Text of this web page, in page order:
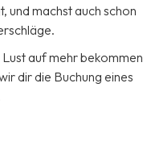
und machst auch schon
auf mehr bekommen
dir die Buchung eines